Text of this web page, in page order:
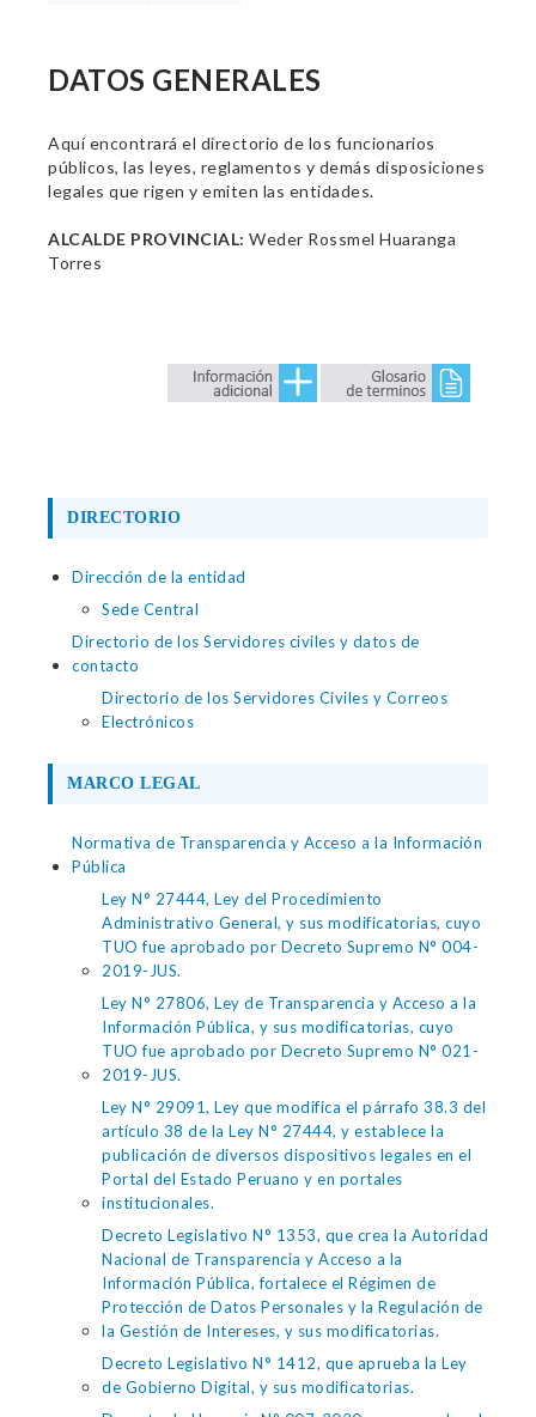
DATOS GENERALES
Aquí encontrará el directorio de los funcionarios
públicos, las leyes, reglamentos y demás disposiciones
legales que rigen y emiten las entidades.
ALCALDE PROVINCIAL: Weder Rossmel Huaranga
Torres
DIRECTORIO
Dirección de la entidad
Sede Central
Directorio de los Servidores civiles y datos de
contacto
Directorio de los Servidores Civiles y Correos
Electrónicos
MARCO LEGAL
Normativa de Transparencia y Acceso a la Información
Pública
Ley N° 27444, Ley del Procedimiento
Administrativo General, y sus modificatorias, cuyo
TUO fue aprobado por Decreto Supremo N° 004-
2019-JUS.
Ley N° 27806, Ley de Transparencia y Acceso a la
Información Pública, y sus modificatorias, cuyo
TUO fue aprobado por Decreto Supremo N° 021-
2019-JUS.
Ley N° 29091, Ley que modifica el párrafo 38.3 del
artículo 38 de la Ley N° 27444, y establece la
publicación de diversos dispositivos legales en el
Portal del Estado Peruano y en portales
institucionales.
Decreto Legislativo N° 1353, que crea la Autoridad
Nacional de Transparencia y Acceso a la
Información Pública, fortalece el Régimen de
Protección de Datos Personales y la Regulación de
la Gestión de Intereses, y sus modificatorias.
Decreto Legislativo N° 1412, que aprueba la Ley
de Gobierno Digital, y sus modificatorias.